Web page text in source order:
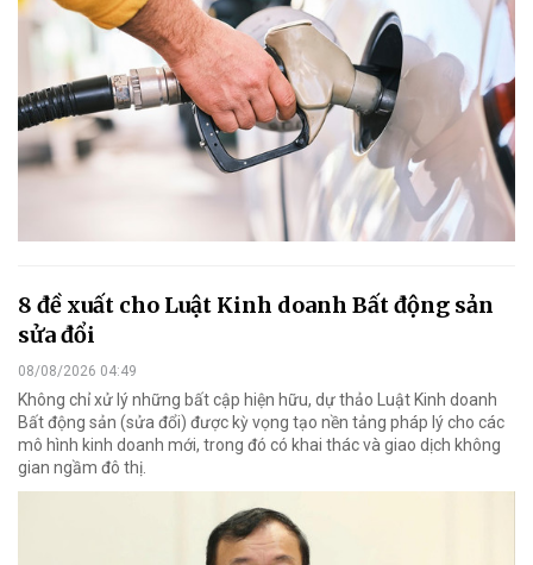
8 đề xuất cho Luật Kinh doanh Bất động sản
sửa đổi
08/08/2026 04:49
Không chỉ xử lý những bất cập hiện hữu, dự thảo Luật Kinh doanh
Bất động sản (sửa đổi) được kỳ vọng tạo nền tảng pháp lý cho các
mô hình kinh doanh mới, trong đó có khai thác và giao dịch không
gian ngầm đô thị.